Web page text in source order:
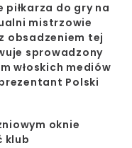
do gry na
mistrzowie
obsadzeniem tej
sprowadzony
włoskich mediów
Polski
oknie
klub